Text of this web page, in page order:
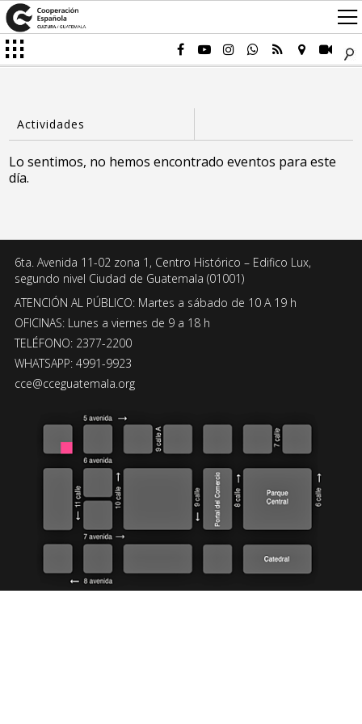
Lo sentimos, no hemos encontrado eventos para este
día.
6ta. Avenida 11-02 zona 1, Centro Histórico – Edifico Lux,
segundo nivel Ciudad de Guatemala (01001)
ATENCIÓN AL PÚBLICO: Martes a sábado de 10 A 19 h
OFICINAS: Lunes a viernes de 9 a 18 h
TELÉFONO: 2377-2200
WHATSAPP: 4991-9923
cce@cceguatemala.org